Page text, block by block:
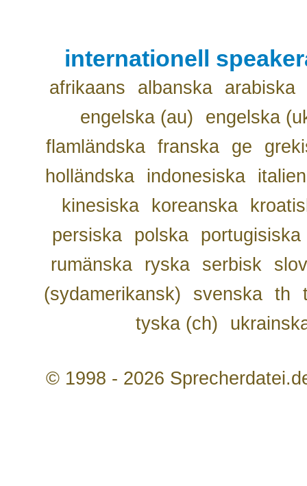
internationell
afrikaans albanska
arabiska
engelska (au)
engelska
flamländska franska ge
holländska
indonesiska
kinesiska
koreanska
persiska
polska
portugisiska
rumänska
ryska serbisk
(sydamerikansk)
svenska th
tyska (ch)
© 1998 - 2026